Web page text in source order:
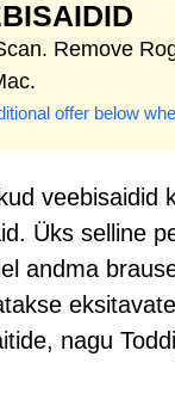
Remove
offer below
veebisaidid
Üks selline
andma
nagu